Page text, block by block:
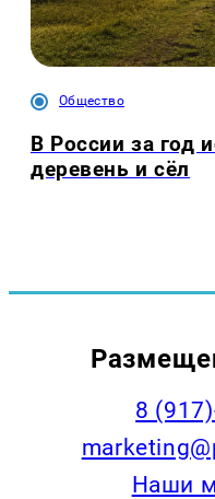
Общество
В России за год
деревень и сёл
8
Наши